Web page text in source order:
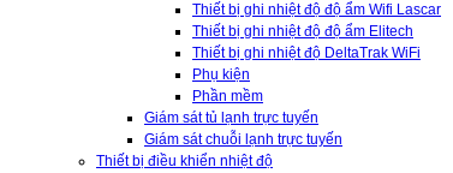
Thiết bị ghi nhiệt độ độ ẩm Wifi Lascar
Thiết bị ghi nhiệt độ độ ẩm Elitech
Thiết bị ghi nhiệt độ DeltaTrak WiFi
Phụ kiện
Phần mềm
Giám sát tủ lạnh trực tuyến
Giám sát chuỗi lạnh trực tuyến
Thiết bị điều khiển nhiệt độ